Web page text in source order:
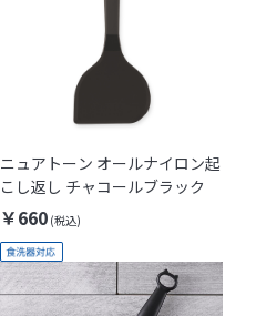
ニュアトーン オールナイロン起
こし返し チャコールブラック
￥660